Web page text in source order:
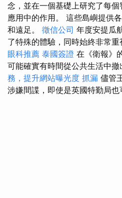
念，並在一個基礎上研究了每
應用中的作用。 這些島嶼提供
和遠足。 徵信公司 年度安提瓜
了特殊的體驗，同時始終非常重
眼科推薦 泰國簽證 在《衛報》
可能確實有時間從公共生活中撤
務，提升網站曝光度 抓漏 儘管
涉嫌間諜，即使是英國特勤局也